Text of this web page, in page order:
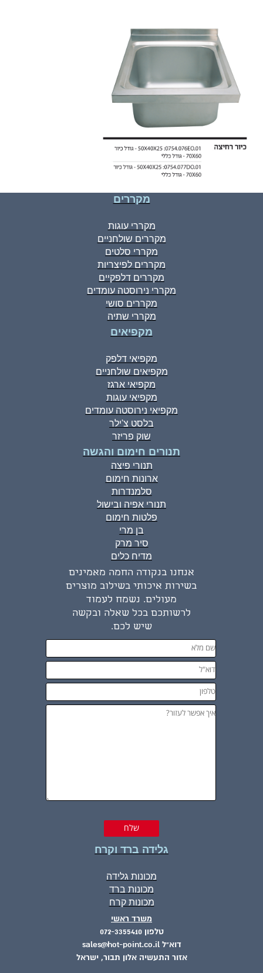
משרד ראשי
טלפון 072-3355410
דוא"ל sales@hot-point.co.il
אזור התעשיה אלון תבור, ישראל
אנחנו בנקודה החמה מאמינים
בשירות איכותי בשילוב מוצרים
מעולים. נשמח לעמוד
לרשותכם בכל שאלה ובקשה
שיש לכם.
מקררים
מקררי עוגות
מקררים שולחניים
מקררי סלטים
מקררים לפיצריות
מקררים דלפקיים
מקררי נירוסטה עומדים
מקררים סושי
מקררי שתיה
מקפיאים
מקפיאי דלפק
מקפיאים שולחניים
מקפיאי ארגז
מקפיאי עוגות
מקפיאי נירוסטה עומדים
בלסט צ'ילר
שוק פריזר
גלידה ברד וקרח
מכונות גלידה
מכונות ברד
מכונות קרח
תנורים חימום והגשה
תנורי פיצה
ארונות חימום
סלמנדרות
תנורי אפיה ובישול
פלטות חימום
בן מרי
סיר מרק
מדיח כלים